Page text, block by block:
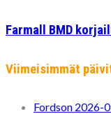
Farmall BMD
Viimeisimmät
Fordson 2026-